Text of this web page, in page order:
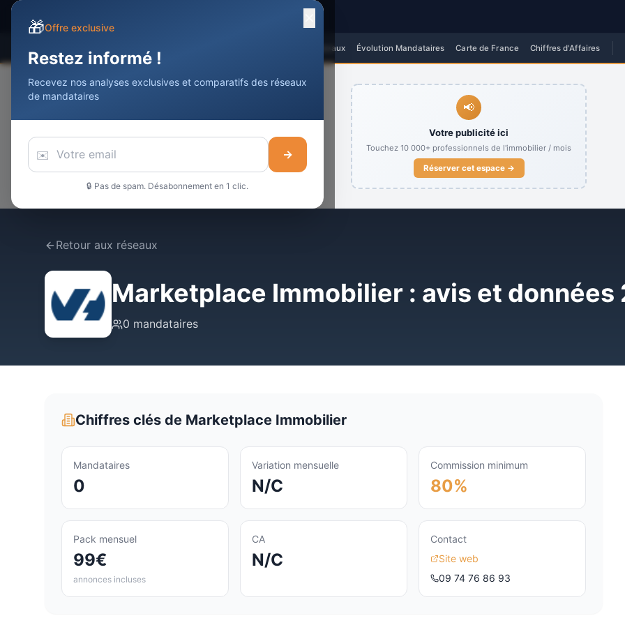
Meilleurs Réseaux Évolution Mandataires Carte de France Chiffres d'Affaires
📢
Votre publicité ici
Touchez 10 000+ professionnels de l'immobilier / mois
Réserver cet espace →
Retour aux réseaux
Marketplace Immobilier : avis et données
0 mandataires
Chiffres clés de Marketplace Immobilier
Mandataires
0
Variation mensuelle
N/C
Commission minimum
80%
Pack mensuel
99€
annonces incluses
CA
N/C
Contact
Site web
09 74 76 86 93
🎁Offre exclusive
Restez informé !
Recevez nos analyses exclusives et comparatifs des réseaux
de mandataires
✉️ →
🔒 Pas de spam. Désabonnement en 1 clic.